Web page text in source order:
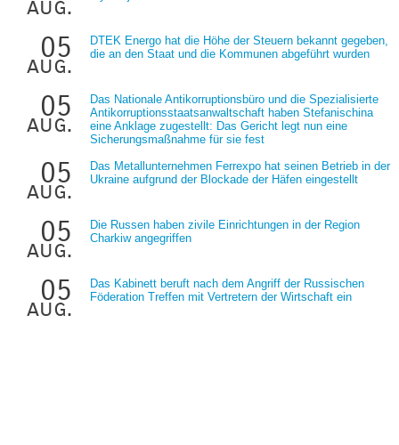
aug.
05
aug.
DTEK Energo hat die Höhe der Steuern bekannt gegeben,
die an den Staat und die Kommunen abgeführt wurden
05
aug.
Das Nationale Antikorruptionsbüro und die Spezialisierte
Antikorruptionsstaatsanwaltschaft haben Stefanischina
eine Anklage zugestellt: Das Gericht legt nun eine
Sicherungsmaßnahme für sie fest
05
aug.
Das Metallunternehmen Ferrexpo hat seinen Betrieb in der
Ukraine aufgrund der Blockade der Häfen eingestellt
05
aug.
Die Russen haben zivile Einrichtungen in der Region
Charkiw angegriffen
05
aug.
Das Kabinett beruft nach dem Angriff der Russischen
Föderation Treffen mit Vertretern der Wirtschaft ein